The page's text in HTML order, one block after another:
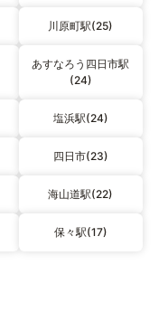
川原町駅(25)
あすなろう四日市駅
(24)
塩浜駅(24)
四日市(23)
海山道駅(22)
保々駅(17)